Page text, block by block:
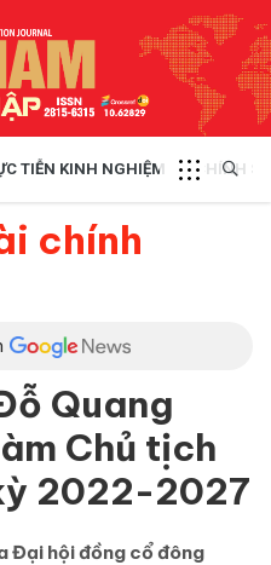
TIỄN KINH NGHIỆM CHÍNH
chính
Quang
Chủ tịch
2022-2027
Đại hội đồng cổ đông